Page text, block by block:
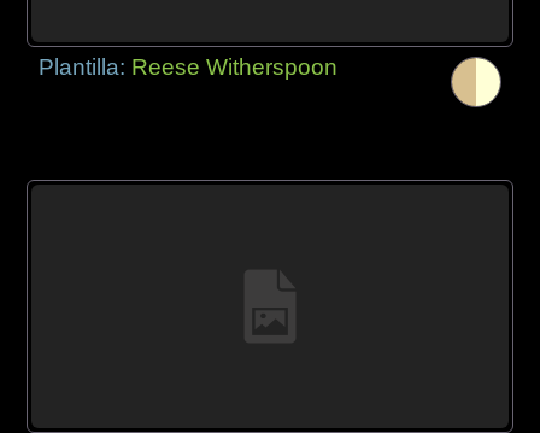
Plantilla: Reese Witherspoon